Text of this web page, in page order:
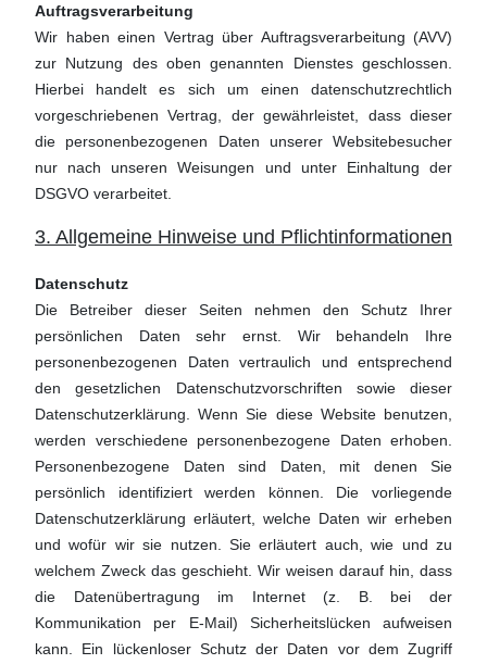
Auftragsverarbeitung
Wir haben einen Vertrag über Auftragsverarbeitung (AVV)
zur Nutzung des oben genannten Dienstes geschlossen.
Hierbei handelt es sich um einen datenschutzrechtlich
vorgeschriebenen Vertrag, der gewährleistet, dass dieser
die personenbezogenen Daten unserer Websitebesucher
nur nach unseren Weisungen und unter Einhaltung der
DSGVO verarbeitet.
3. Allgemeine Hinweise und Pflichtinformationen
Datenschutz
Die Betreiber dieser Seiten nehmen den Schutz Ihrer
persönlichen Daten sehr ernst. Wir behandeln Ihre
personenbezogenen Daten vertraulich und entsprechend
den gesetzlichen Datenschutzvorschriften sowie dieser
Datenschutzerklärung. Wenn Sie diese Website benutzen,
werden verschiedene personenbezogene Daten erhoben.
Personenbezogene Daten sind Daten, mit denen Sie
persönlich identifiziert werden können. Die vorliegende
Datenschutzerklärung erläutert, welche Daten wir erheben
und wofür wir sie nutzen. Sie erläutert auch, wie und zu
welchem Zweck das geschieht. Wir weisen darauf hin, dass
die Datenübertragung im Internet (z. B. bei der
Kommunikation per E-Mail) Sicherheitslücken aufweisen
kann. Ein lückenloser Schutz der Daten vor dem Zugriff